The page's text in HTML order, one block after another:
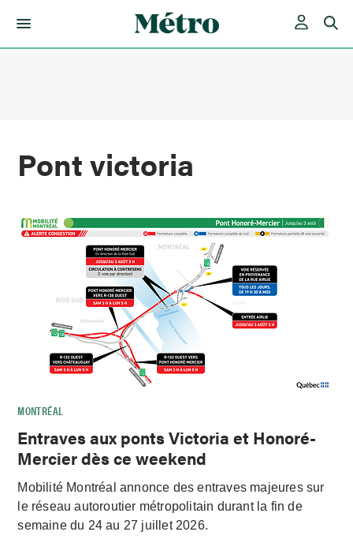
Pont victoria
MONTRÉAL
Entraves aux ponts Victoria et Honoré-
Mercier dès ce weekend
Mobilité Montréal annonce des entraves majeures sur
le réseau autoroutier métropolitain durant la fin de
semaine du 24 au 27 juillet 2026.